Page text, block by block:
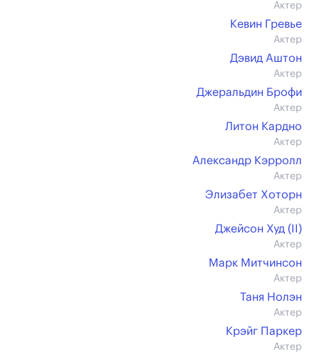
Актер
Кевин Гревье
Актер
Дэвид Аштон
Актер
Джеральдин Брофи
Актер
Литон Кардно
Актер
Александр Кэрролл
Актер
Элизабет Хоторн
Актер
Джейсон Худ (II)
Актер
Марк Митчинсон
Актер
Таня Нолэн
Актер
Крэйг Паркер
Актер